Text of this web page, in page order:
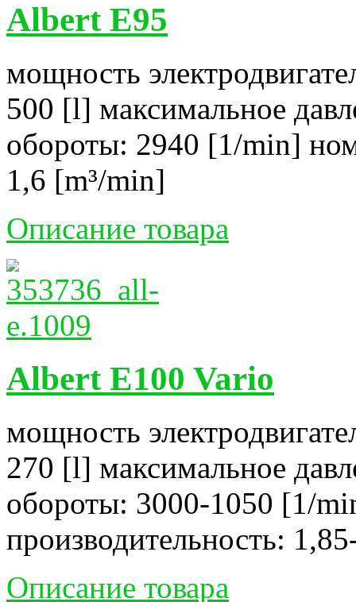
Albert E95
мощность
500 [l] максимальное
обороты: 2940 [1/min]
1,6 [m³/min]
Описание товара
Albert E100 Vario
мощность
270 [l] максимальное
обороты: 3000-1050 [1/
производительность:
Описание товара